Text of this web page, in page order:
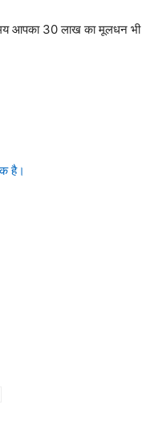
आपका 30 लाख का मूलधन भी
है।